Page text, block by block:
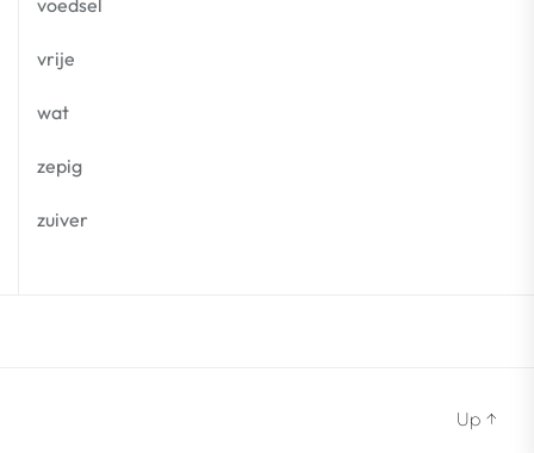
vrije
wat
zepig
zuiver
Up ↑